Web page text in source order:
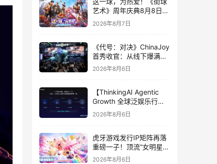
艺术》周年庆典8月8日正
式上线，多重福利与全新
内容同步开启
2026年8月7日
《代号：对决》ChinaJoy
首秀收官：从线下爆满看
见玩家的真实期待
2026年8月6日
【ThinkingAI Agentic
Growth 全球泛娱乐行业
峰会】Agent 时代，人到
底负责什么
2026年8月6日
虎牙游戏发行IP矩阵再落
重磅一子！顶流“女明星”
ZANMANG LOOPY 正版
2026年8月6日